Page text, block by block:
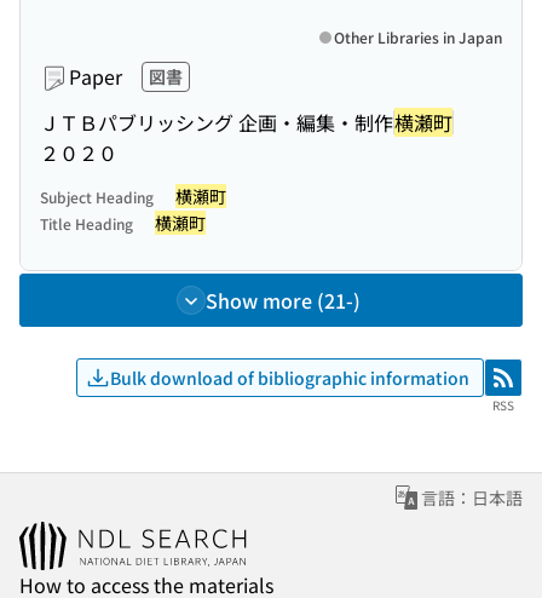
Paper 図書
ＪＴＢパブリッシング 企画・編集・制作横瀬町
２０２０
Other Libraries in Japan
Subject Heading 横瀬町
Title Heading 横瀬町
Show more (21-)
Bulk download of bibliographic information RSS
RSS
言語：日本語
How to access the materials